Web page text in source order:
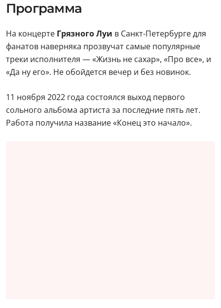
Программа
На концерте Грязного Луи в Санкт-Петербурге для
фанатов наверняка прозвучат самые популярные
треки исполнителя — «Жизнь не сахар», «Про все», и
«Да ну его». Не обойдется вечер и без новинок.
11 ноября 2022 года состоялся выход первого
сольного альбома артиста за последние пять лет.
Работа получила название «Конец это начало».